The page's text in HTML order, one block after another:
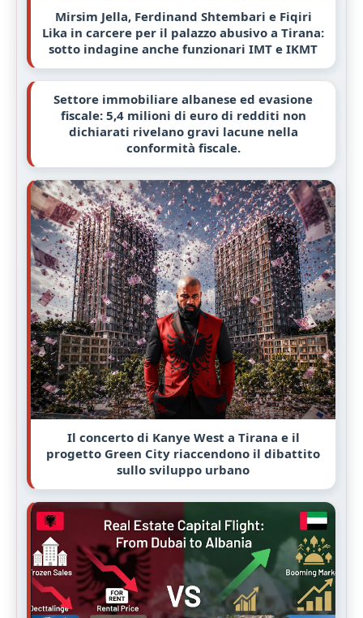
Mirsim Jella, Ferdinand Shtembari e Fiqiri
Lika in carcere per il palazzo abusivo a Tirana:
sotto indagine anche funzionari IMT e IKMT
Settore immobiliare albanese ed evasione
fiscale: 5,4 milioni di euro di redditi non
dichiarati rivelano gravi lacune nella
conformità fiscale.
Il concerto di Kanye West a Tirana e il
progetto Green City riaccendono il dibattito
sullo sviluppo urbano